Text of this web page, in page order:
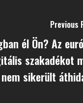
Previous
él Ön? Az
szakadékot
nem sikerült